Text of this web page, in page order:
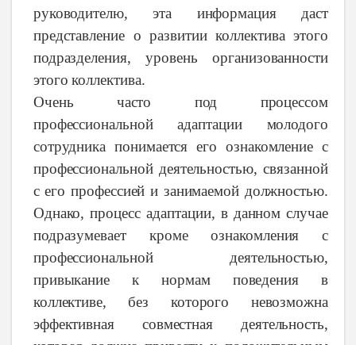
руководителю, эта информация
даст
представлениеоразвитии коллектива этого
подразделения,
уровень организованности
этого коллектива.
Очень
часто под
процессом
профессиональной
адаптации
молодого
сотрудника понимается его ознакомление с
профессиональной деятельностью, связанной
с егопрофессией и занимаемой должностью.
Однако, процесс адаптации, в данном случае
подразумеваеткромеознакомления с
профессиональной
деятельностью,
привыкание кнормам поведения в
коллективе, без которого
невозможна
эффективная
совместная
деятельность,